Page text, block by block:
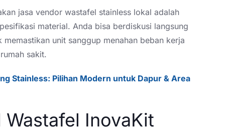
jasa vendor wastafel stainless lokal adalah
material. Anda bisa berdiskusi langsung
unit sanggup menahan beban kerja
sakit.
Stainless: Pilihan Modern untuk Dapur & Area
InovaKit